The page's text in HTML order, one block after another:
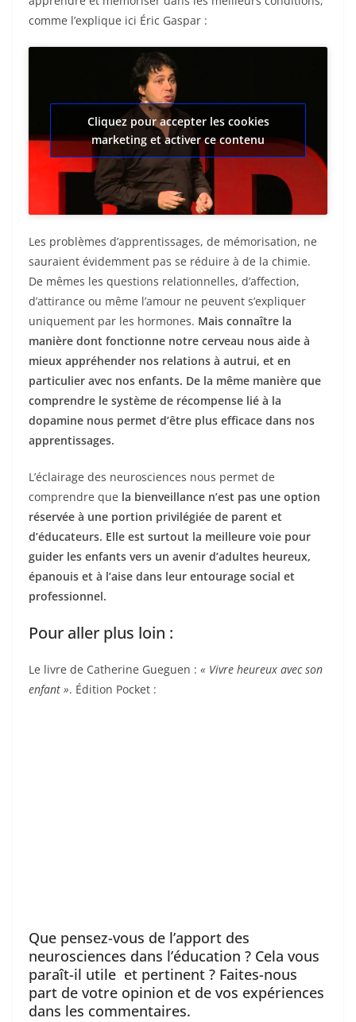
comme l’explique ici Éric Gaspar :
Cliquez pour accepter les cookies
marketing et activer ce contenu
Les problèmes d’apprentissages, de mémorisation, ne
sauraient évidemment pas se réduire à de la chimie.
De mêmes les questions relationnelles, d’affection,
d’attirance ou même l’amour ne peuvent s’expliquer
uniquement par les hormones. Mais connaître la
manière dont fonctionne notre cerveau nous aide à
mieux appréhender nos relations à autrui, et en
particulier avec nos enfants. De la même manière que
comprendre le système de récompense lié à la
dopamine nous permet d’être plus efficace dans nos
apprentissages.
L’éclairage des neurosciences nous permet de
comprendre que la bienveillance n’est pas une option
réservée à une portion privilégiée de parent et
d’éducateurs. Elle est surtout la meilleure voie pour
guider les enfants vers un avenir d’adultes heureux,
épanouis et à l’aise dans leur entourage social et
professionnel.
Pour aller plus loin :
Le livre de Catherine Gueguen : « Vivre heureux avec son
enfant ». Édition Pocket :
Que pensez-vous de l’apport des
neurosciences dans l’éducation ? Cela vous
paraît-il utile et pertinent ? Faites-nous
part de votre opinion et de vos expériences
dans les commentaires.